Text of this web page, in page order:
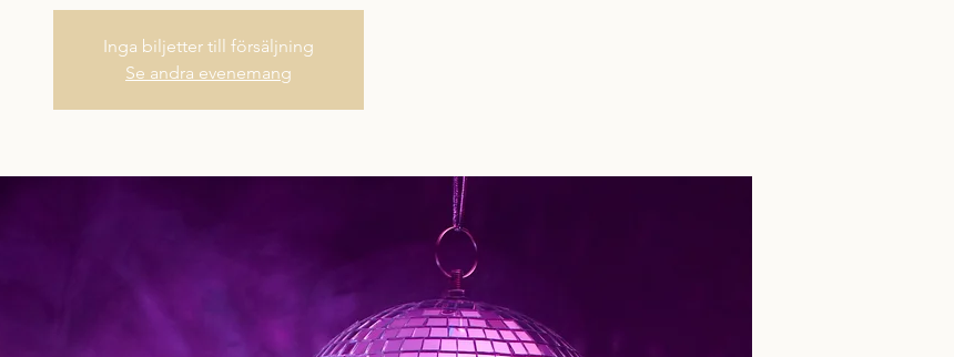
Inga biljetter till försäljning
Se andra evenemang